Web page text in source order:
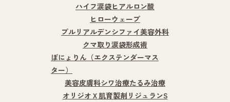
ハイフ涙袋ヒアルロン酸
ヒローウェーブ
プルリアルデンシファイ美容外科
クマ取り涙袋形成術
ぽにょりん（エクステンダーマス
ター）
美容皮膚科シワ治療たるみ治療
オリジオＸ 肌育製剤 リジュランS